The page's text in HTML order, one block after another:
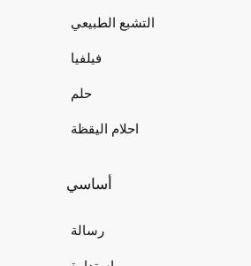
التشبع الطبيعي
فيلفيا
حلم
احلام اليقظة
أساسي
رسالة